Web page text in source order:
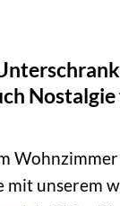
mit unserem